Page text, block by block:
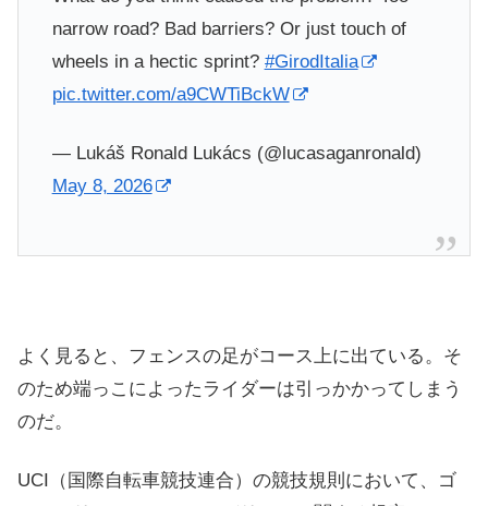
narrow road? Bad barriers? Or just touch of
wheels in a hectic sprint? #GirodItalia
pic.twitter.com/a9CWTiBckW
— Lukáš Ronald Lukács (@lucasaganronald)
May 8, 2026
よく見ると、フェンスの足がコース上に出ている。そ
のため端っこによったライダーは引っかかってしまう
のだ。
UCI（国際自転車競技連合）の競技規則において、ゴ